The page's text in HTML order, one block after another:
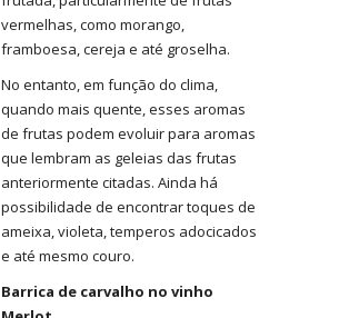
vermelhas, como morango,
framboesa, cereja e até groselha.
No entanto, em função do clima,
quando mais quente, esses aromas
de frutas podem evoluir para aromas
que lembram as geleias das frutas
anteriormente citadas. Ainda há
possibilidade de encontrar toques de
ameixa, violeta, temperos adocicados
e até mesmo couro.
Barrica de carvalho no vinho